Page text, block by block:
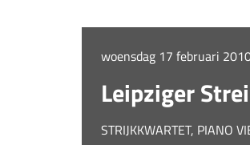
woensdag 17 februari
Leipziger
STRIJKKWARTET, PIANO